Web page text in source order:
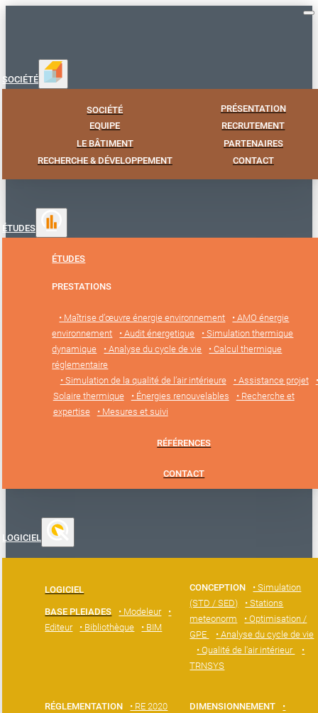
SOCIÉTÉ
SOCIÉTÉ
PRÉSENTATION
EQUIPE
RECRUTEMENT
LE BÂTIMENT
PARTENAIRES
RECHERCHE & DÉVELOPPEMENT
CONTACT
ÉTUDES
ÉTUDES
PRESTATIONS
• Maîtrise d’œuvre énergie environnement
• AMO énergie
environnement
• Audit énergetique
• Simulation thermique
dynamique
• Analyse du cycle de vie
• Calcul thermique
réglementaire
• Simulation de la qualité de l’air intérieure
• Assistance projet
•
Solaire thermique
• Énergies renouvelables
• Recherche et
expertise
• Mesures et suivi
RÉFÉRENCES
CONTACT
LOGICIEL
LOGICIEL
BASE PLEIADES • Modeleur
•
Editeur
• Bibliothèque • BIM
CONCEPTION
• Simulation
(STD / SED)
• Stations
meteonorm
• Optimisation /
GPE
• Analyse du cycle de vie
• Qualité de l'air intérieur
•
TRNSYS
RÉGLEMENTATION
• RE 2020
DIMENSIONNEMENT
•